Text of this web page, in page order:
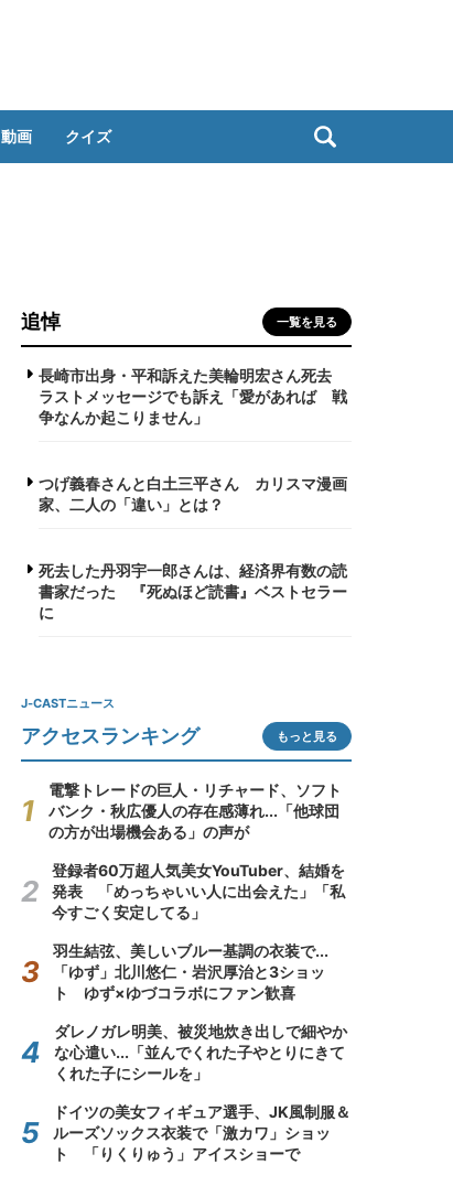
動画 クイズ
追悼 一覧を見る
長崎市出身・平和訴えた美輪明宏さん死去
ラストメッセージでも訴え「愛があれば 戦
争なんか起こりません」
つげ義春さんと白土三平さん カリスマ漫画
家、二人の「違い」とは？
死去した丹羽宇一郎さんは、経済界有数の読
書家だった 『死ぬほど読書』ベストセラー
に
J-CASTニュース
アクセスランキング もっと見る
電撃トレードの巨人・リチャード、ソフト
バンク・秋広優人の存在感薄れ...「他球団
の方が出場機会ある」の声が
登録者60万超人気美女YouTuber、結婚を
発表 「めっちゃいい人に出会えた」「私
今すごく安定してる」
羽生結弦、美しいブルー基調の衣装で...
「ゆず」北川悠仁・岩沢厚治と3ショッ
ト ゆず×ゆづコラボにファン歓喜
ダレノガレ明美、被災地炊き出しで細やか
な心遣い...「並んでくれた子やとりにきて
くれた子にシールを」
ドイツの美女フィギュア選手、JK風制服＆
ルーズソックス衣装で「激カワ」ショッ
ト 「りくりゅう」アイスショーで